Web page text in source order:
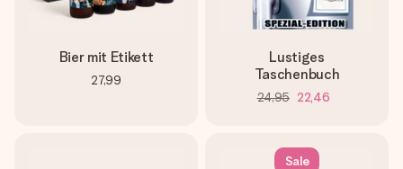
Bier mit Etikett
27,99
Lustiges
Taschenbuch
24,95 22,46
Sale